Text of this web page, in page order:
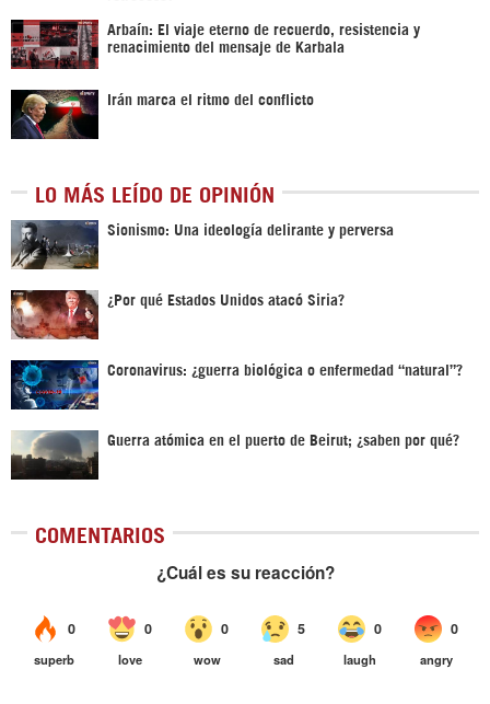
Arbaín: El viaje eterno de recuerdo, resistencia y
renacimiento del mensaje de Karbala
Irán marca el ritmo del conflicto
LO MÁS LEÍDO DE OPINIÓN
Sionismo: Una ideología delirante y perversa
¿Por qué Estados Unidos atacó Siria?
Coronavirus: ¿guerra biológica o enfermedad “natural”?
Guerra atómica en el puerto de Beirut; ¿saben por qué?
COMENTARIOS